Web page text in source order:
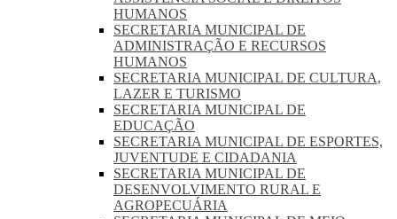
HUMANOS
SECRETARIA MUNICIPAL DE
ADMINISTRAÇÃO E RECURSOS
HUMANOS
SECRETARIA MUNICIPAL DE CULTURA,
LAZER E TURISMO
SECRETARIA MUNICIPAL DE
EDUCAÇÃO
SECRETARIA MUNICIPAL DE ESPORTES,
JUVENTUDE E CIDADANIA
SECRETARIA MUNICIPAL DE
DESENVOLVIMENTO RURAL E
AGROPECUÁRIA